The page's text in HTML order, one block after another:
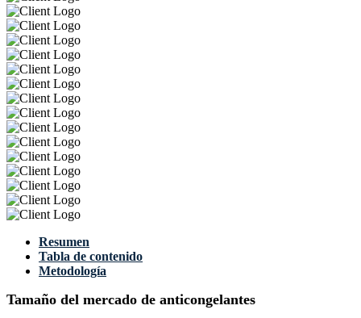
Resumen
Tabla de contenido
Metodología
Tamaño del mercado de anticongelantes